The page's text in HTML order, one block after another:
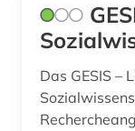
Das GESIS –